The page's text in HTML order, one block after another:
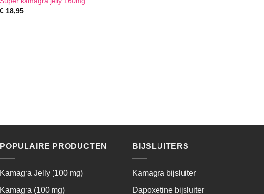
€18,95
POPULAIRE PRODUCTEN
Kamagra Jelly (100 mg)
Kamagra (100 mg)
BIJSLUITERS
Kamagra bijsluiter
Dapoxetine bijsluiter